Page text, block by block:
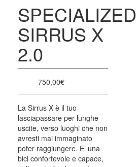
SPECIALIZED
SIRRUS X
2.0
750,00€
La Sirrus X è il tuo
lasciapassare per lunghe
uscite, verso luoghi che non
avresti mai immaginato
poter raggiungere. E’ una
bici confortevole e capace,